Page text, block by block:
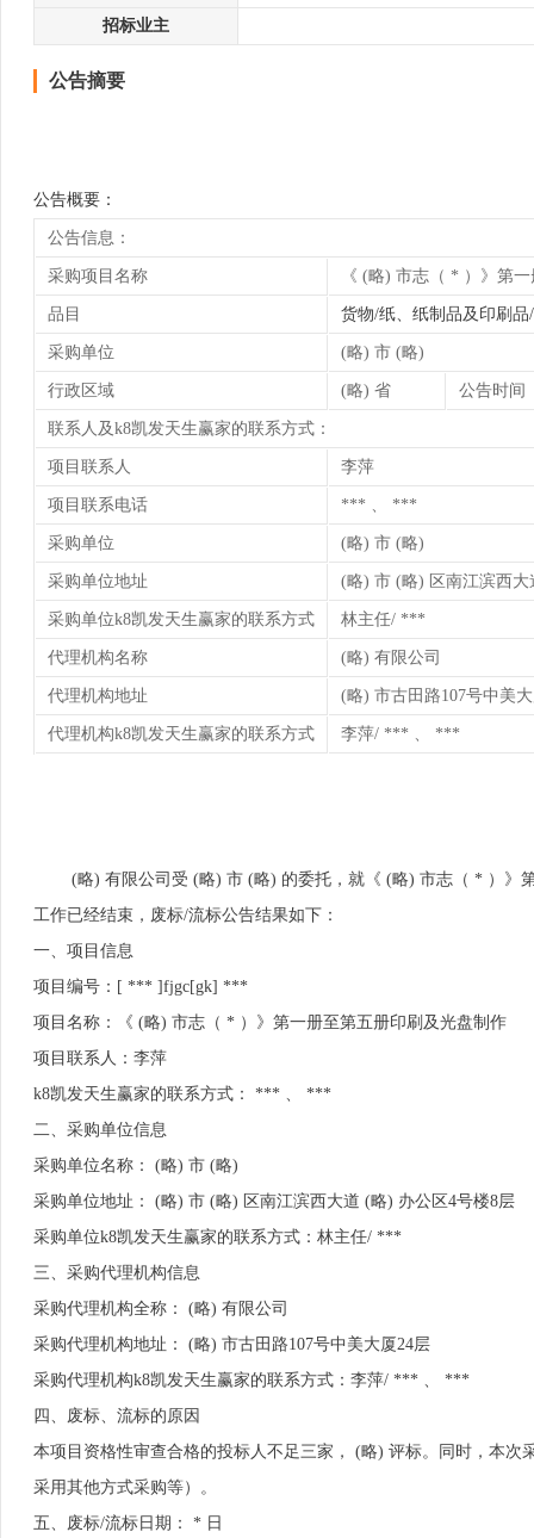
招标业主
公告摘要
公告概要：
公告信息：
采购项目名称 《 (略) 市志（ * ）》第
品目 货物/纸、纸制品及印刷
采购单位 (略) 市 (略)
行政区域 (略) 省 公告时间
联系人及k8凯发天生赢家的联系方式：
项目联系人 李萍
项目联系电话 *** 、 ***
采购单位 (略) 市 (略)
采购单位地址 (略) 市 (略) 区南江滨西
采购单位k8凯发天生赢家的联系方式 林主任/ ***
代理机构名称 (略) 有限公司
代理机构地址 (略) 市古田路107号中美
代理机构k8凯发天生赢家的联系方式 李萍/ *** 、 ***
(略) 有限公司受 (略) 市 (略) 的委托，就《 (略) 市志（ * ）》
工作已经结束，废标/流标公告结果如下：
一、项目信息
项目编号：[ *** ]fjgc[gk] ***
项目名称：《 (略) 市志（ * ）》第一册至第五册印刷及光盘制作
项目联系人：李萍
k8凯发天生赢家的联系方式： *** 、 ***
二、采购单位信息
采购单位名称： (略) 市 (略)
采购单位地址： (略) 市 (略) 区南江滨西大道 (略) 办公区4号楼8层
采购单位k8凯发天生赢家的联系方式：林主任/ ***
三、采购代理机构信息
采购代理机构全称： (略) 有限公司
采购代理机构地址： (略) 市古田路107号中美大厦24层
采购代理机构k8凯发天生赢家的联系方式：李萍/ *** 、 ***
四、废标、流标的原因
本项目资格性审查合格的投标人不足三家， (略) 评标。同时，本
采用其他方式采购等）。
五、废标/流标日期： * 日